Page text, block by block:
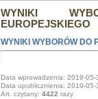
WYNIKI
EUROPEJSKIEGO
WYNIKI WYBORÓW DO
Data wprowadzenia: 2019-05-
Data upublicznienia: 2019-05-
Art. czytany: 4422 razy